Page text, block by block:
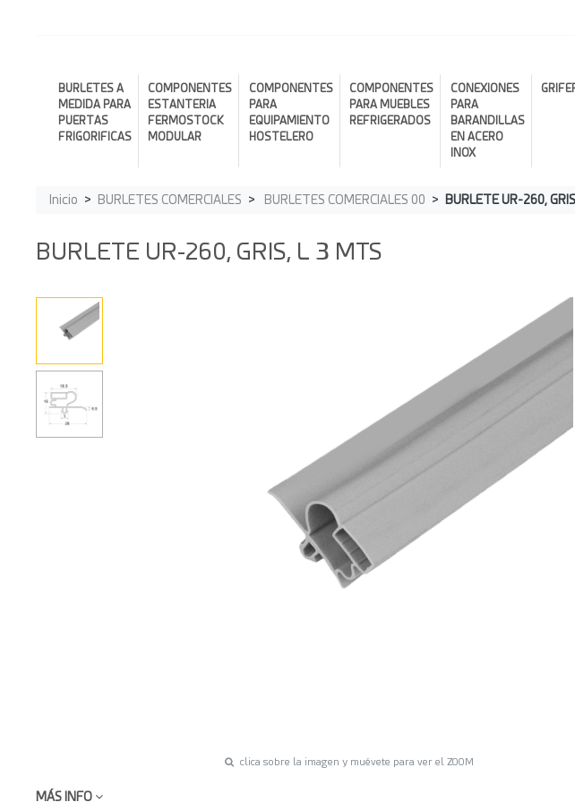
BURLETES A
MEDIDA PARA
PUERTAS
FRIGORIFICAS
COMPONENTES
ESTANTERIA
FERMOSTOCK
MODULAR
COMPONENTES
PARA
EQUIPAMIENTO
HOSTELERO
COMPONENTES
PARA MUEBLES
REFRIGERADOS
CONEXIONES
PARA
BARANDILLAS
EN ACERO
INOX
Inicio BURLETES COMERCIALES BURLETES COMERCIALES 00 BURLETE UR-260,
BURLETE UR-260, GRIS, L 3 MTS
clica sobre la imagen y muévete para ver el ZOOM
MÁS INFO